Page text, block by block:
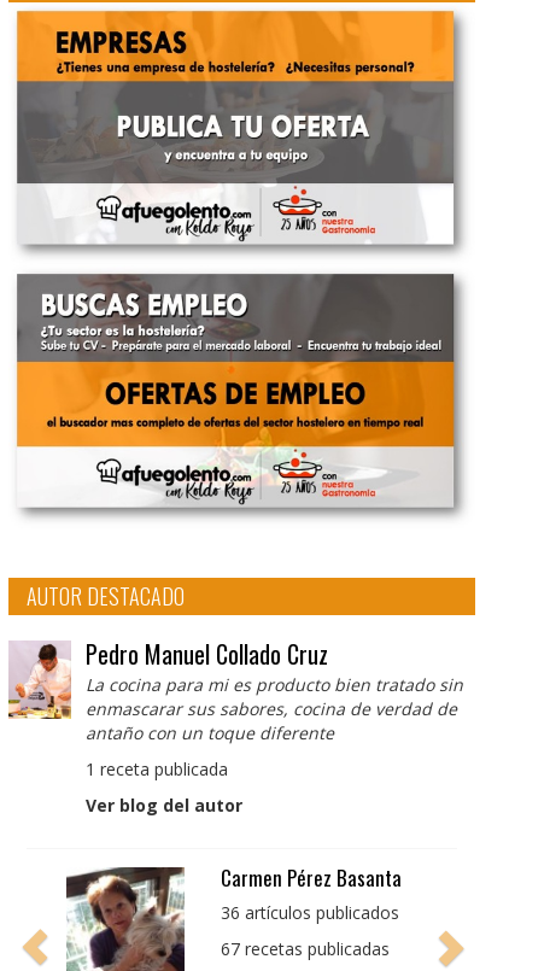
AUTOR DESTACADO
Pedro Manuel Collado Cruz
La cocina para mi es producto bien tratado sin
enmascarar sus sabores, cocina de verdad de
antaño con un toque diferente
1 receta publicada
Ver blog del autor
Pedro Manuel Collado
Cruz
producto bien tratado